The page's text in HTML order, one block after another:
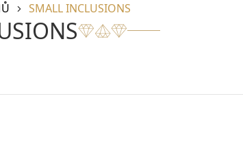
SMALL INCLUSIONS